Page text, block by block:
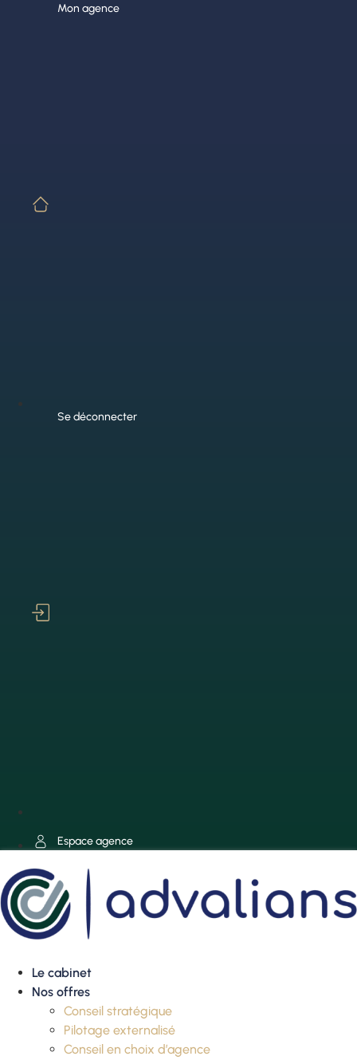
Mon agence
Se déconnecter
Espace agence
Le cabinet
Nos offres
Conseil stratégique
Pilotage externalisé
Conseil en choix d’agence